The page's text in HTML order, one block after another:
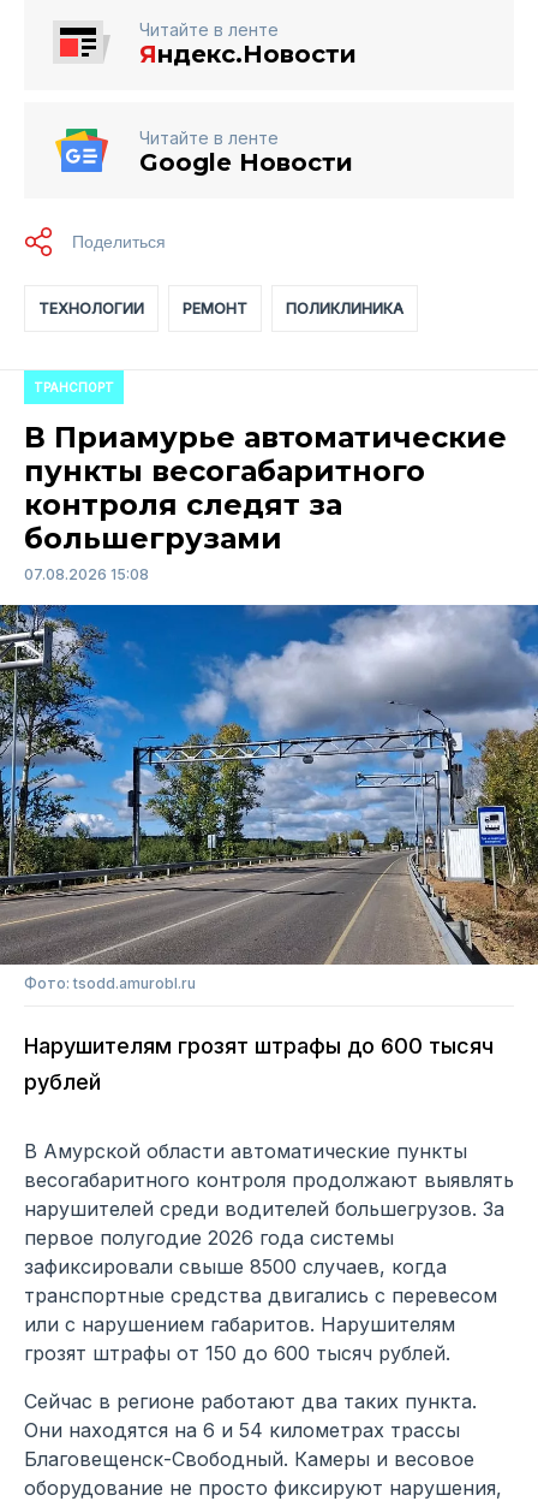
Читайте в ленте
Яндекс.Новости
Читайте в ленте
Google Новости
ТЕХНОЛОГИИ РЕМОНТ ПОЛИКЛИНИКА
ТРАНСПОРТ
В Приамурье автоматические
пункты весогабаритного
контроля следят за
большегрузами
07.08.2026 15:08
Фото: tsodd.amurobl.ru
Нарушителям грозят штрафы до 600 тысяч
рублей
В Амурской области автоматические пункты
весогабаритного контроля продолжают выявлять
нарушителей среди водителей большегрузов. За
первое полугодие 2026 года системы
зафиксировали свыше 8500 случаев, когда
транспортные средства двигались с перевесом
или с нарушением габаритов. Нарушителям
грозят штрафы от 150 до 600 тысяч рублей.
Сейчас в регионе работают два таких пункта.
Они находятся на 6 и 54 километрах трассы
Благовещенск-Свободный. Камеры и весовое
оборудование не просто фиксируют нарушения,